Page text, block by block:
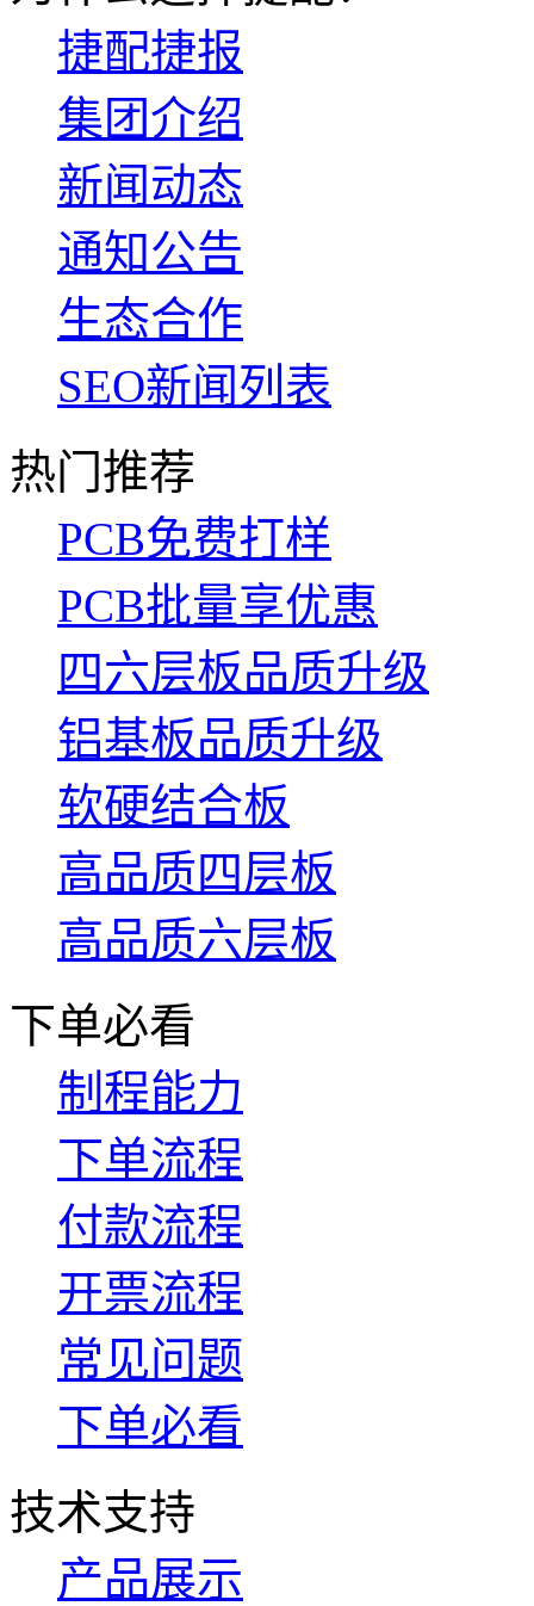
捷配捷报
集团介绍
新闻动态
通知公告
生态合作
SEO新闻列表
热门推荐
PCB免费打样
PCB批量享优惠
四六层板品质升级
铝基板品质升级
软硬结合板
高品质四层板
高品质六层板
下单必看
制程能力
下单流程
付款流程
开票流程
常见问题
下单必看
技术支持
产品展示